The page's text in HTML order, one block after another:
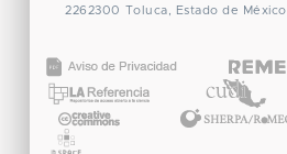
2262300 Toluca, Estado de México.